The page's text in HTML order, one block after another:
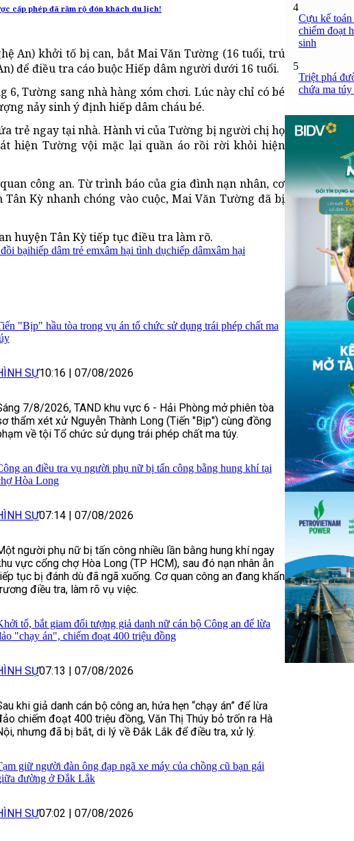
cấp phép đã rầm rộ đón khách du lịch!
An) khởi tố bị can, bắt Mai Văn Tường (16 tuổi, trú
để điều tra cáo buộc Hiếp dâm người dưới 16 tuổi.
Tường sang nhà hàng xóm chơi. Lúc này chỉ có bé
nảy sinh ý định hiếp dâm cháu bé.
trẻ ngay tại nhà. Hành vi của Tường bị người chị họ
hiện Tường vội mặc lại quần áo rồi rời khỏi hiện
công an. Từ trình báo của gia đình nạn nhân, cơ
Kỳ nhanh chóng vào cuộc, Mai Văn Tường đã bị
huyện Tân Kỳ tiếp tục điều tra làm rõ.
bạihiếp dâm trẻ emxâm hại tình dụchiếp dâmxâm hại
"Bịp" hầu tòa trong vụ án tổ chức sử dụng trái phép chất ma
SỰ10:16 | 07/08/2026
7/8/2026, TAND khu vực 6 - Hải Phòng mở phiên tòa
thẩm xét xử Nguyễn Thành Long (Tiến "Bịp") cùng đồng
về tội Tổ chức sử dụng trái phép chất ma túy.
an điều tra vụ người phụ nữ bị tấn công bằng hung khí tại
Hòa Long
SỰ07:14 | 07/08/2026
người phụ nữ bị tấn công nhiều lần bằng hung khí ngay
vực cổng chợ Hòa Long (TP HCM), sau đó nạn nhân ẫn
tục bị đánh dù đã ngã xuống. Cơ quan công an đang khẩn
điều tra, làm rõ vụ việc.
tố, bắt giam đối tượng giả danh nữ cán bộ Công an để lừa
"chạy án", chiếm đoạt 400 triệu đồng
SỰ07:13 | 07/08/2026
khi giả danh cán bộ công an, hứa hẹn “chạy án” để lừa
chiếm đoạt 400 triệu đồng, Văn Thị Thúy bỏ trốn ra Hà
nhưng đã bị bắt, di lý về Đắk Lắk để điều tra, xử lý.
giữ người đàn ông đạp ngã xe máy của chồng cũ bạn gái
đường ở Đắk Lắk
SỰ07:02 | 07/08/2026
4
Cựu kế
chiếm đoạt
sinh
5
Triệt phá
chứa ma